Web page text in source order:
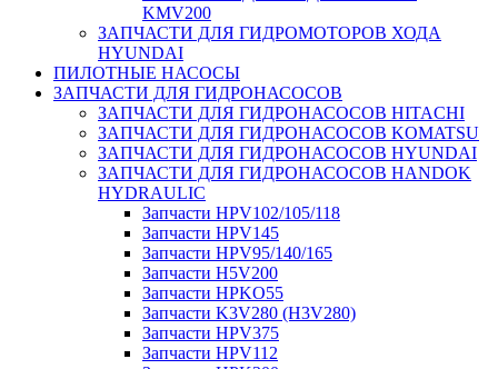
KMV200
ЗАПЧАСТИ ДЛЯ ГИДРОМОТОРОВ ХОДА
HYUNDAI
ПИЛОТНЫЕ НАСОСЫ
ЗАПЧАСТИ ДЛЯ ГИДРОНАСОСОВ
ЗАПЧАСТИ ДЛЯ ГИДРОНАСОСОВ HITACHI
ЗАПЧАСТИ ДЛЯ ГИДРОНАСОСОВ KOMATSU
ЗАПЧАСТИ ДЛЯ ГИДРОНАСОСОВ HYUNDAI
ЗАПЧАСТИ ДЛЯ ГИДРОНАСОСОВ HANDOK
HYDRAULIC
Запчасти HPV102/105/118
Запчасти HPV145
Запчасти HPV95/140/165
Запчасти H5V200
Запчасти HPKO55
Запчасти K3V280 (H3V280)
Запчасти HPV375
Запчасти HPV112